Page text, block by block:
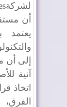
لشركة
أن
يعتمد
إلى أن
آنية
اتخاذ